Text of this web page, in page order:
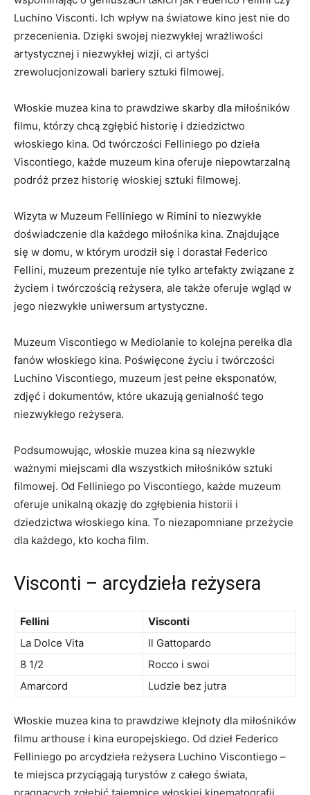
Luchino Visconti.⁤ Ich wpływ na światowe kino ⁣jest nie⁣ do
⁤przecenienia. ⁤Dzięki ‌swojej ‌niezwykłej wrażliwości
artystycznej i niezwykłej wizji, ci artyści
zrewolucjonizowali ⁣bariery sztuki⁣ filmowej.
Włoskie muzea‌ kina to prawdziwe skarby dla miłośników
filmu,⁢ którzy⁤ chcą​ zgłębić ‍historię‍ i dziedzictwo
‍włoskiego ⁤kina. Od twórczości Felliniego⁣ po dzieła
Viscontiego, każde​ muzeum kina ‌oferuje⁢ niepowtarzalną
podróż przez ‍historię włoskiej sztuki filmowej.
Wizyta w Muzeum Felliniego w Rimini⁤ to niezwykłe
doświadczenie ⁢dla ⁤każdego miłośnika⁣ kina. Znajdujące
się w domu, w którym urodził się ⁢i dorastał Federico
Fellini, muzeum prezentuje​ nie ⁢tylko artefakty związane z
życiem i ​twórczością reżysera, ale także oferuje ⁣wgląd w‍
jego niezwykłe uniwersum artystyczne.
Muzeum ⁣Viscontiego w Mediolanie to kolejna perełka⁣ dla
fanów włoskiego⁣ kina. Poświęcone życiu i⁤ twórczości
Luchino Viscontiego, muzeum ⁤jest pełne eksponatów,
zdjęć ⁣i dokumentów, które ukazują genialność tego
niezwykłego reżysera.
Podsumowując, włoskie muzea kina są niezwykle‌
ważnymi miejscami dla wszystkich miłośników sztuki
filmowej. Od Felliniego po Viscontiego,⁤ każde muzeum
⁣oferuje unikalną okazję do ‌zgłębienia historii ⁤i
dziedzictwa włoskiego kina. To niezapomniane przeżycie
dla każdego, kto ⁢kocha film.
Visconti – arcydzieła reżysera
Fellini
Visconti
La Dolce Vita
Il⁣ Gattopardo
8 1/2
Rocco i swoi
Amarcord
Ludzie bez jutra
Włoskie muzea kina to⁤ prawdziwe klejnoty dla ⁣miłośników‌
filmu arthouse i ⁣kina​ europejskiego. Od dzieł ⁢Federico⁣
Felliniego po⁤ arcydzieła⁣ reżysera⁢ Luchino Viscontiego –
te ⁢miejsca przyciągają‍ turystów ⁢z całego‍ świata,